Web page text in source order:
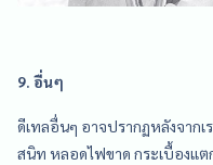
9. อื่นๆ
ดีเทลอื่นๆ อาจปรากฏหลังจาก
สนิท หลอดไฟขาด กระเบื้องแต